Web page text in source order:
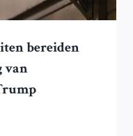
bereiden
van